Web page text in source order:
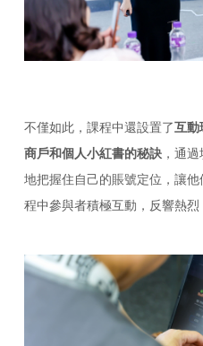
不僅如此，課程中還設置了互動
商戶和個人小紅書的秘訣，通過
地把握住自己的賬號定位，讓
程中參與者積極互動，反響熱烈